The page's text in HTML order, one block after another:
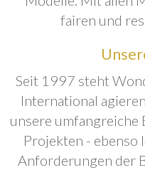
fairen und
Seit 1997 steht
International
unsere umfangreiche
Projekten - ebenso
Anforderungen der